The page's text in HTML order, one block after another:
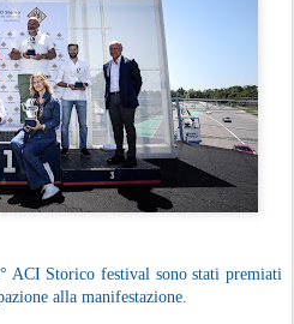
Storico festival sono stati premiati
alla manifestazione.